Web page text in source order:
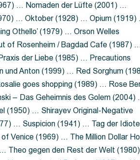
… Nomaden der Lüfte (2001) …
… Oktober (1928) … Opium (1919)
Othello’ (1979) … Orson Welles
of Rosenheim / Bagdad Cafe (1987) …
der Liebe (1985) … Precautions
Anton (1999) … Red Sorghum
goes shopping (1989) … Rose
– Das Geheimnis des Golem (2004)
(1950) … Shirayev Original-Negative
… Suspicion (1941) … Tag der
Venice (1969) … The Million Dollar
Theo gegen den Rest der Welt